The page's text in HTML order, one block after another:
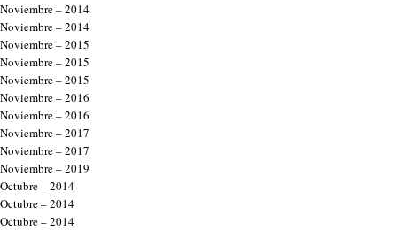
Noviembre – 2014
Noviembre – 2014
Noviembre – 2015
Noviembre – 2015
Noviembre – 2015
Noviembre – 2016
Noviembre – 2016
Noviembre – 2017
Noviembre – 2017
Noviembre – 2019
Octubre – 2014
Octubre – 2014
Octubre – 2014